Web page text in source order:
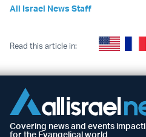
All Israel News Staff
Read this article in:
Covering news and events
for the Evangelical world